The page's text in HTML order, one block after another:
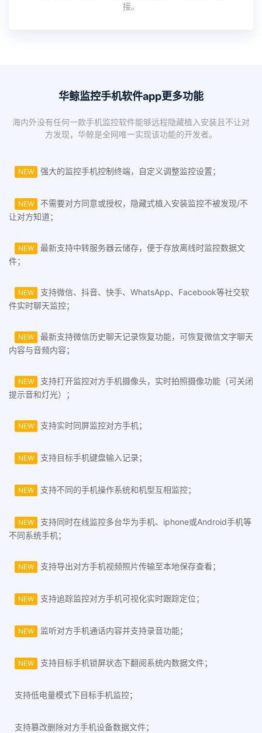
接。
华鲸监控手机软件app更多功能
海内外没有任何一款手机监控软件能够远程隐藏植入安装且不让对
方发现，华鲸是全网唯一实现该功能的开发者。
NEW 强大的监控手机控制终端，自定义调整监控设置；
NEW
不需要对方同意或授权，隐藏式植入安装监控不被发现/不
让对方知道；
NEW
最新支持中转服务器云储存，便于存放离线时监控数据文
件；
NEW
支持微信、抖音、快手、WhatsApp、Facebook等社交软
件实时聊天监控；
NEW
最新支持微信历史聊天记录恢复功能，可恢复微信文字聊天
内容与音频内容；
NEW
支持打开监控对方手机摄像头，实时拍照摄像功能（可关闭
提示音和灯光）；
NEW 支持实时同屏监控对方手机；
NEW 支持目标手机键盘输入记录；
NEW 支持不同的手机操作系统和机型互相监控；
NEW
支持同时在线监控多台华为手机、iphone或Android手机等
不同系统手机；
NEW 支持导出对方手机视频照片传输至本地保存查看；
NEW 支持追踪监控对方手机可视化实时跟踪定位；
NEW 监听对方手机通话内容并支持录音功能；
NEW 支持目标手机锁屏状态下翻阅系统内数据文件；
支持低电量模式下目标手机监控；
支持篡改删除对方手机设备数据文件；